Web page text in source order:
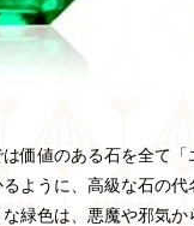
価値のある石を全て「
ように、高級な石の代
緑色は、悪魔や邪気か